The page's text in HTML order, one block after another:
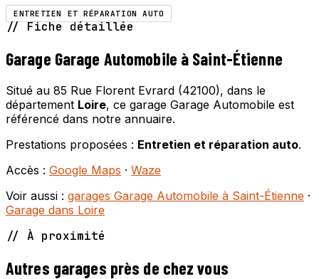
ENTRETIEN ET RÉPARATION AUTO
// Fiche détaillée
Garage Garage Automobile à Saint-Étienne
Situé au 85 Rue Florent Evrard (42100), dans le
département Loire, ce garage Garage Automobile est
référencé dans notre annuaire.
Prestations proposées : Entretien et réparation auto.
Accès : Google Maps · Waze
Voir aussi : garages Garage Automobile à Saint-Étienne ·
Garage dans Loire
// À proximité
Autres garages près de chez vous